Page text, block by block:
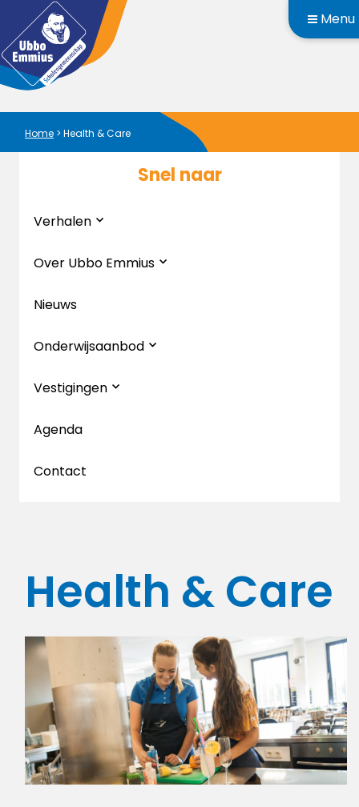
Menu
Home > Health & Care
Snel naar
Verhalen
Over Ubbo Emmius
Nieuws
Onderwijsaanbod
Vestigingen
Agenda
Contact
Health & Care